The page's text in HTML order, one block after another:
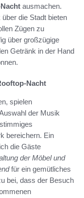
ausmachen.
die Stadt bieten
Zügen zu
über großzügige
Getränk in der Hand
Nacht
spielen
der Musik
bereichern. Ein
die Gäste
der Möbel und
für ein gemütliches
bei, dass der Besuch